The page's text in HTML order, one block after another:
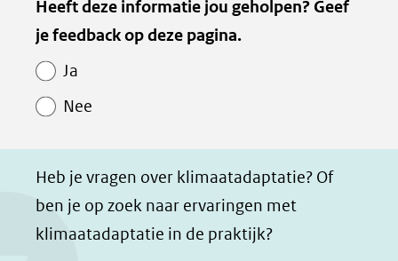
l
e
a
b
l
e
i
l
e
h
t
z
e
n
d
Kopie
van
Paginawaardering
Heeft deze informatie jou geholpen? Geef
je feedback op deze pagina.
Ja
Nee
Heb je vragen over klimaatadaptatie? Of
ben je op zoek naar ervaringen met
klimaatadaptatie in de praktijk?